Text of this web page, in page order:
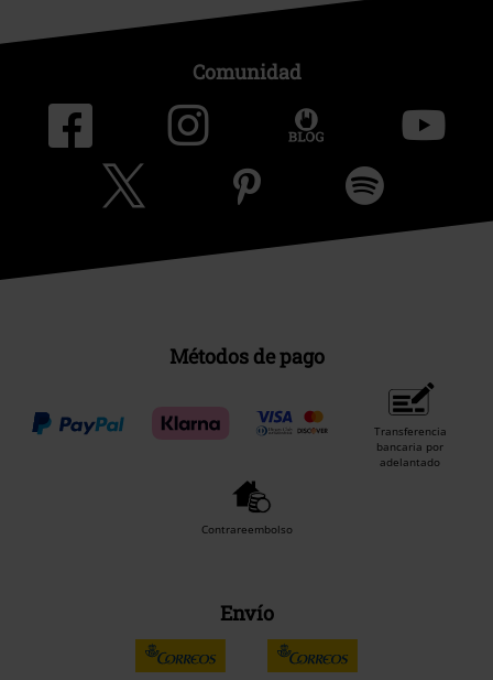
Comunidad
Métodos de pago
Transferencia
bancaria por
adelantado
Contrareembolso
Envío